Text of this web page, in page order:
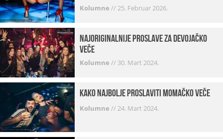
Kolumne //25. Februar 2026.
Najoriginalnije proslave za devojačko
veče
Kolumne // 30. Mart 2024.
Kako najbolje proslaviti momačko veče
Kolumne //24. Mart 2024.